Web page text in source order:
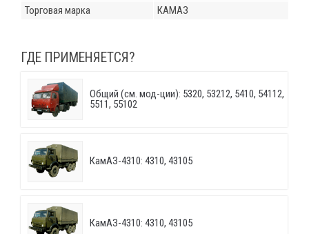
Торговая марка
КАМАЗ
ГДЕ ПРИМЕНЯЕТСЯ?
Общий (см. мод-ции): 5320, 53212, 5410, 54112,
5511, 55102
КамАЗ-4310: 4310, 43105
КамАЗ-4310: 4310, 43105